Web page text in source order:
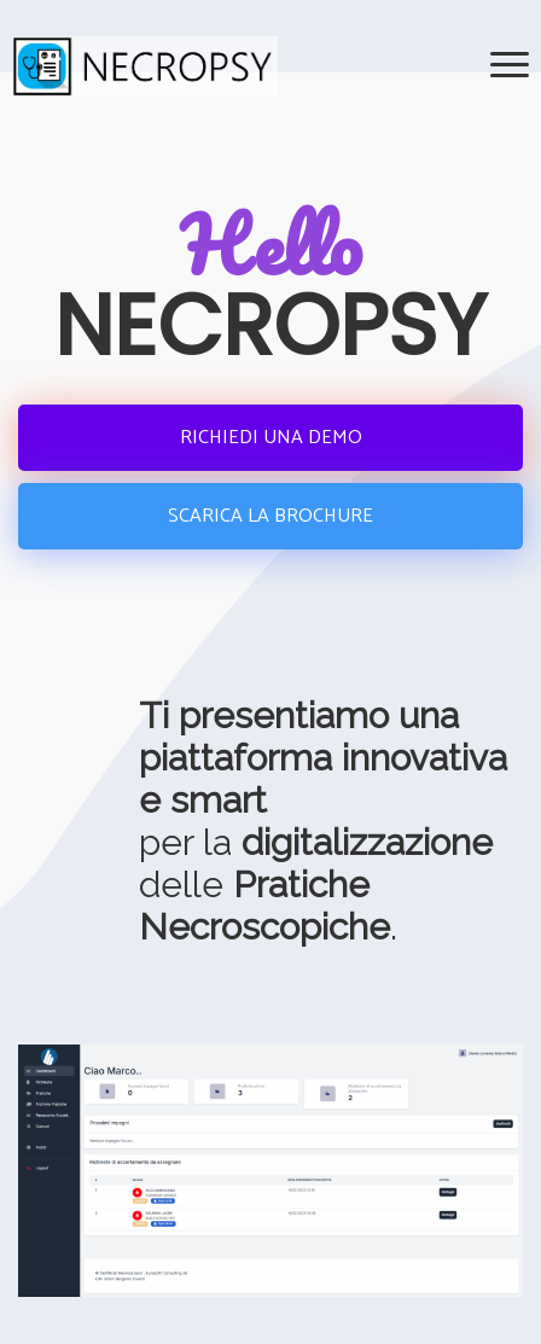
Hello
NECROPSY
RICHIEDI UNA DEMO
SCARICA LA BROCHURE
Ti presentiamo una
piattaforma innovativa
e smart
per la digitalizzazione
delle Pratiche
Necroscopiche.